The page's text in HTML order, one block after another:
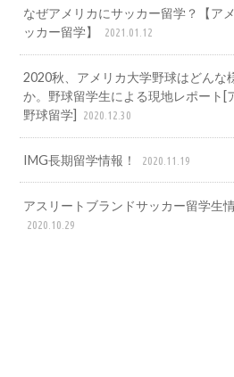
なぜアメリカにサッカー留学？【ア
ッカー留学】
2021.01.12
2020秋、アメリカ大学野球はどんな
か。野球留学生による現地レポート[
野球留学]
2020.12.30
IMG長期留学情報！ 2020.11.19
アスリートブランドサッカー留学生
2020.10.29